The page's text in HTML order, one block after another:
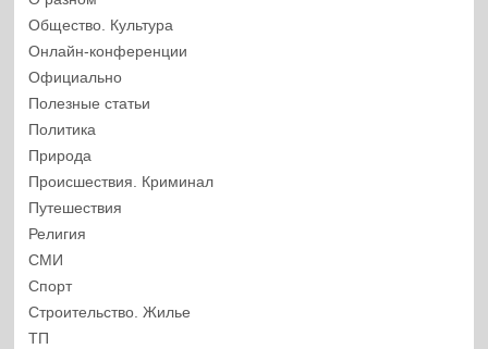
Общество. Культура
Онлайн-конференции
Официально
Полезные статьи
Политика
Природа
Происшествия. Криминал
Путешествия
Религия
СМИ
Спорт
Строительство. Жилье
ТП